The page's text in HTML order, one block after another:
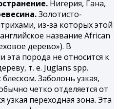
Нигерия, Гана,
Золотисто-
из-за которых этой
название African
дерево»). В
порода не относится к
т. е. Juglans spp.
Заболонь узкая,
четко отделяется от
узкая переходная зона. Эта